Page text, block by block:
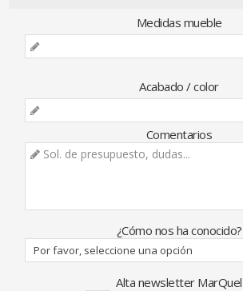
Medidas mueble
Acabado / color
Comentarios
¿Cómo nos ha conocido?
Alta newsletter MarQuel